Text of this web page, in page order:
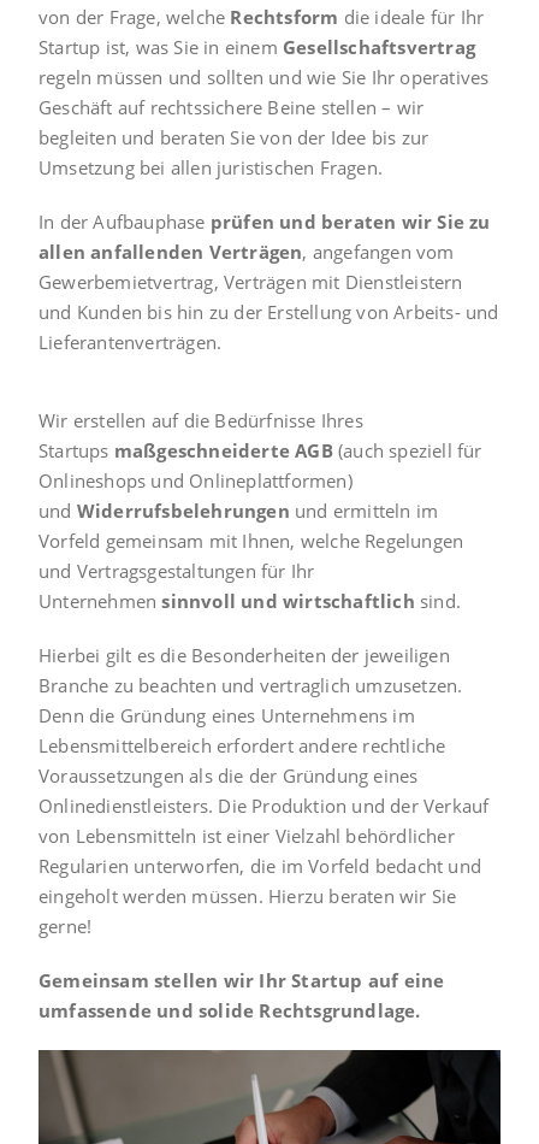
von der Frage, welche Rechtsform die ideale für Ihr
Startup ist, was Sie in einem Gesellschaftsvertrag
regeln müssen und sollten und wie Sie Ihr operatives
Geschäft auf rechtssichere Beine stellen – wir
begleiten und beraten Sie von der Idee bis zur
Umsetzung bei allen juristischen Fragen.
In der Aufbauphase prüfen und beraten wir Sie zu
allen anfallenden Verträgen, angefangen vom
Gewerbemietvertrag, Verträgen mit Dienstleistern
und Kunden bis hin zu der Erstellung von Arbeits- und
Lieferantenverträgen.
Wir erstellen auf die Bedürfnisse Ihres
Startups maßgeschneiderte AGB(auch speziell für
Onlineshops und Onlineplattformen)
und Widerrufsbelehrungen und ermitteln im
Vorfeld gemeinsam mit Ihnen, welche Regelungen
und Vertragsgestaltungen für Ihr
Unternehmensinnvoll und wirtschaftlich sind.
Hierbei gilt es die Besonderheiten der jeweiligen
Branche zu beachten und vertraglich umzusetzen.
Denn die Gründung eines Unternehmens im
Lebensmittelbereich erfordert andere rechtliche
Voraussetzungen als die der Gründung eines
Onlinedienstleisters. Die Produktion und der Verkauf
von Lebensmitteln ist einer Vielzahl behördlicher
Regularien unterworfen, die im Vorfeld bedacht und
eingeholt werden müssen. Hierzu beraten wir Sie
gerne!
Gemeinsam stellen wir Ihr Startup auf eine
umfassende und solide Rechtsgrundlage.